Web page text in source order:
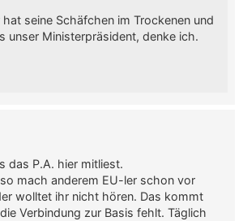
seine Schäfchen im Trockenen und
unser Ministerpräsident, denke ich.
das P.A. hier mitliest.
mach anderem EU-ler schon vor
wolltet ihr nicht hören. Das kommt
Verbindung zur Basis fehlt. Täglich